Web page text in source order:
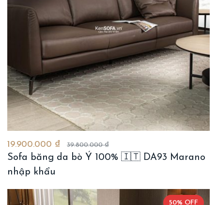
19.900.000 ₫ 39.800.000 ₫
Sofa băng da bò Ý 100% 🇮🇹 DA93 Marano
nhập khẩu
50% OFF